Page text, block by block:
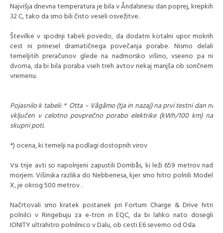
Najvišja dnevna temperatura je bila v Åndalsnesu dan poprej, krepkih
32 C, tako da smo bili čisto veseli osvežitve.
Številke v spodnji tabeli povedo, da dodatni kotalni upor mokrih
cest ni prinesel dramatičnega povečanja porabe. Nismo delali
temeljitih preračunov glede na nadmorsko višino, vseeno pa ni
dvoma, da bi bila poraba vseh treh avtov nekaj manjša ob sončnem
vremenu.
Pojasnilo k tabeli: * Otta – Vågåmo (tja in nazaj) na prvi testni dan ni
vključen v celotno povprečno porabo elektrike (kWh/100 km) na
skupni poti.
*) ocena, ki temelji na podlagi dostopnih virov
Vsi trije avti so napolnjeni zapustili Dornbås, ki leži 659 metrov nad
morjem. Višinska razlika do Nebbenesa, kjer smo hitro polnili Model
X, je okrog 500 metrov .
Načrtovali smo kratek postanek pri Fortum Charge & Drive hitri
polnilci v Ringebuju za e-tron in EQC, da bi lahko nato dosegli
IONITY ultrahitro polnilnico v Dalu, ob cesti E6 severno od Osla.